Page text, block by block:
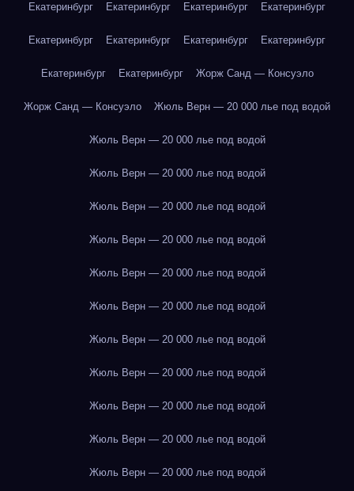
Екатеринбург Екатеринбург Екатеринбург Екатеринбург
Екатеринбург Екатеринбург Екатеринбург Екатеринбург
Екатеринбург Екатеринбург Жорж Санд — Консуэло
Жорж Санд — Консуэло Жюль Верн — 20 000 лье под водой
Жюль Верн — 20 000 лье под водой
Жюль Верн — 20 000 лье под водой
Жюль Верн — 20 000 лье под водой
Жюль Верн — 20 000 лье под водой
Жюль Верн — 20 000 лье под водой
Жюль Верн — 20 000 лье под водой
Жюль Верн — 20 000 лье под водой
Жюль Верн — 20 000 лье под водой
Жюль Верн — 20 000 лье под водой
Жюль Верн — 20 000 лье под водой
Жюль Верн — 20 000 лье под водой